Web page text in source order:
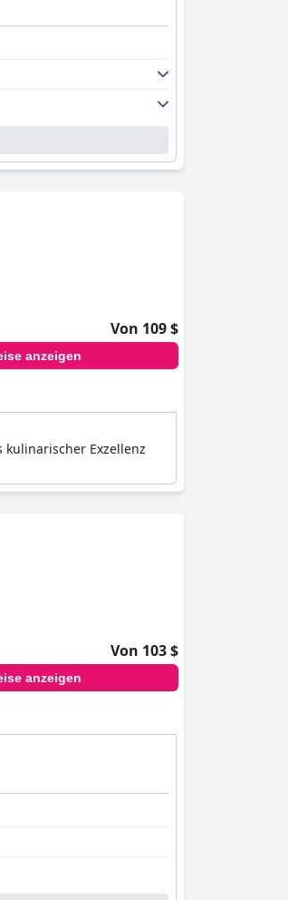
ist. Auch wenn in
der Nachhaltigkeit
Von 109 $
anzeigen
Exzellenz
Von 103 $
anzeigen